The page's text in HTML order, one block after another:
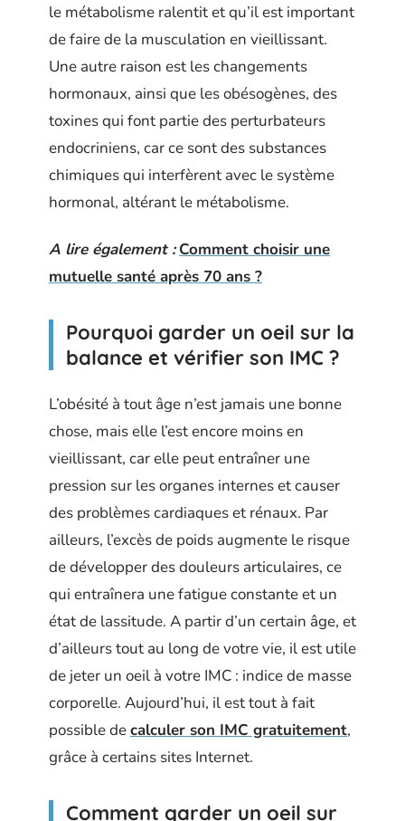
le métabolisme ralentit et qu’il est important
de faire de la musculation en vieillissant.
Une autre raison est les changements
hormonaux, ainsi que les obésogènes, des
toxines qui font partie des perturbateurs
endocriniens, car ce sont des substances
chimiques qui interfèrent avec le système
hormonal, altérant le métabolisme.
A lire également : Comment choisir une
mutuelle santé après 70 ans ?
Pourquoi garder un oeil sur la
balance et vérifier son IMC ?
L’obésité à tout âge n’est jamais une bonne
chose, mais elle l’est encore moins en
vieillissant, car elle peut entraîner une
pression sur les organes internes et causer
des problèmes cardiaques et rénaux. Par
ailleurs, l’excès de poids augmente le risque
de développer des douleurs articulaires, ce
qui entraînera une fatigue constante et un
état de lassitude. A partir d’un certain âge, et
d’ailleurs tout au long de votre vie, il est utile
de jeter un oeil à votre IMC : indice de masse
corporelle. Aujourd’hui, il est tout à fait
possible decalculer son IMC gratuitement,
grâce à certains sites Internet.
Comment garder un oeil sur